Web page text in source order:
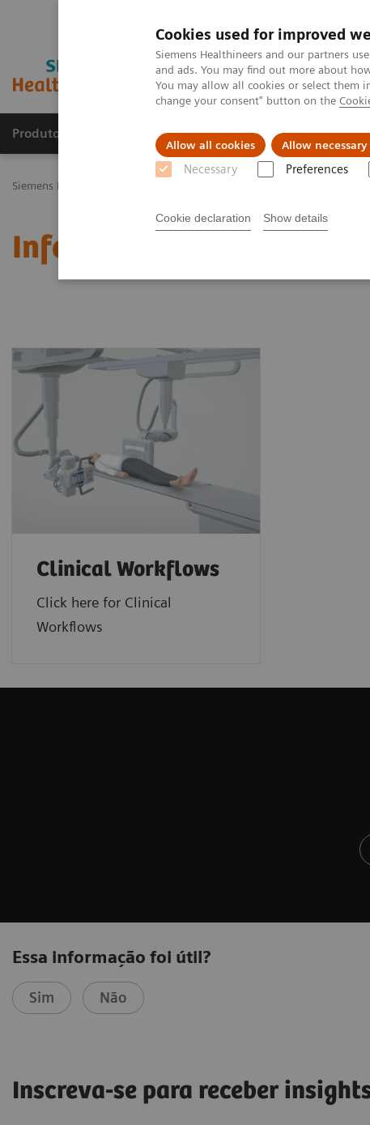
Cookies used for improved
Siemens Healthineers and our partners
and ads. You may find out more about
You may allow all cookies or select them
change your consent" button on the
Allow all cookies Allow
Necessary Preferences
Cookie declaration Show details
Produtos e serviços Especialidades Clínicas e
Siemens Healthineers Brasil
Information Gallery
Clinical Workflows
Click here for Clinical
Workflows
Essa informação foi útil?
Sim Não
Inscreva-se para receber